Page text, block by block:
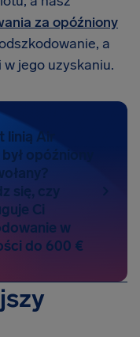
za opóźniony
a
jego uzyskaniu.
linią Air
opóźniony
się, czy
Ci
w
do 600 €